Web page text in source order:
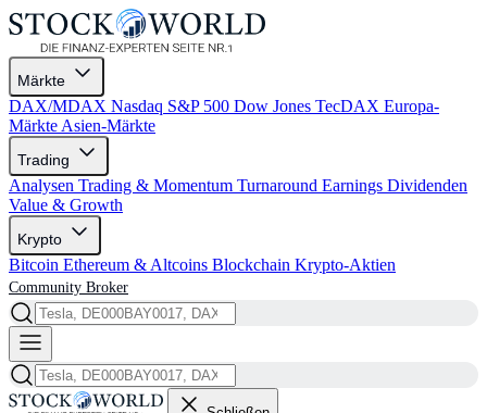
Märkte
DAX/MDAX Nasdaq S&P 500 Dow Jones TecDAX Europa-
Märkte Asien-Märkte
Trading
Analysen Trading & Momentum Turnaround Earnings Dividenden
Value & Growth
Krypto
Bitcoin Ethereum & Altcoins Blockchain Krypto-Aktien
Community Broker